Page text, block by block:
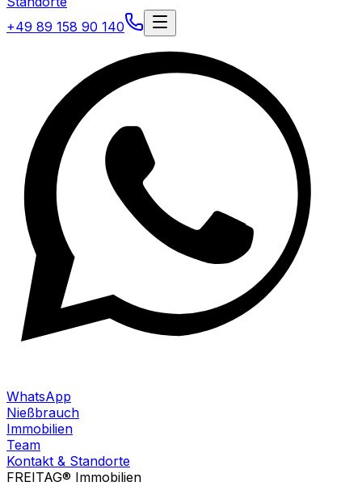
+49 89 158 90 140
WhatsApp
Nießbrauch
Immobilien
Team
Kontakt & Standorte
FREITAG® Immobilien